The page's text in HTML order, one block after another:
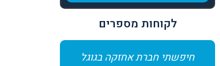
לקוחות מספרים
חיפשתי חברת אחזקה בגוגל